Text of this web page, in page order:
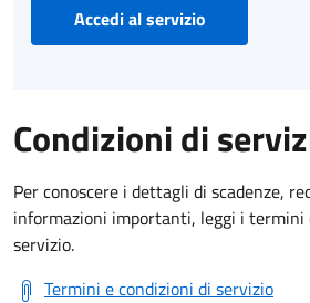
Accedi al servizio
Condizioni di
Per conoscere i dettagli di scadenze,
informazioni importanti, leggi i termini
servizio.
Termini e condizioni di servizio